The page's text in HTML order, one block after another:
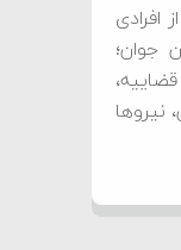
جوان؛
قوه قضاییه،